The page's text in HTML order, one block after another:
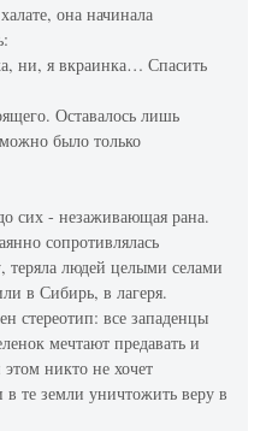
она начинала
ни, я вкраинка… Спасить
Оставалось лишь
было только
сих - незаживающая рана.
сопротивлялась
теряла людей целыми селами
в Сибирь, в лагеря.
стереотип: все западенцы
мечтают предавать и
никто не хочет
те земли уничтожить веру в